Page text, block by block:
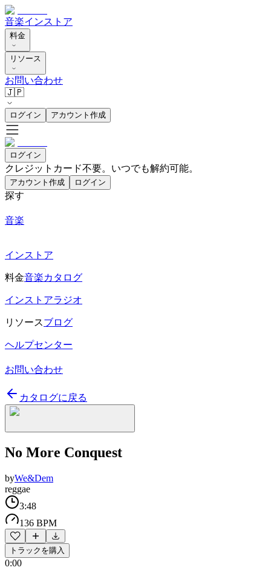
音楽インストア
料金
リソース
お問い合わせ
🇯🇵
ログイン アカウント作成
ログイン
クレジットカード不要。いつでも解約可能。
アカウント作成 ログイン
探す
音楽
インストア
料金音楽カタログ
インストアラジオ
リソースブログ
ヘルプセンター
お問い合わせ
カタログに戻る
No More Conquest
byWe&Dem
reggae
3:48
136 BPM
トラックを購入
0:00